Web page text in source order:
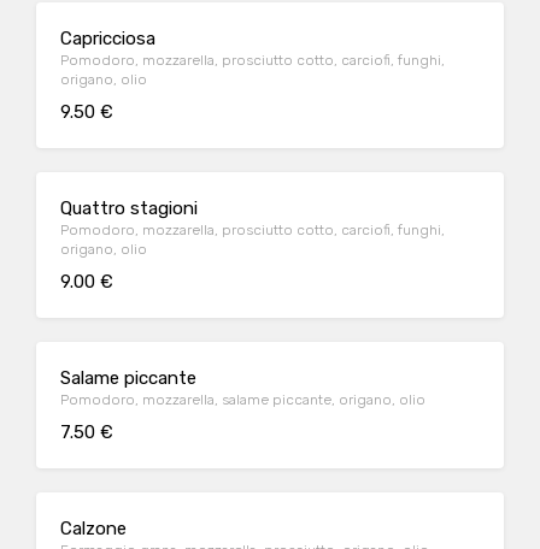
Capricciosa
Pomodoro, mozzarella, prosciutto cotto, carciofi, funghi,
origano, olio
9.50 €
Quattro stagioni
Pomodoro, mozzarella, prosciutto cotto, carciofi, funghi,
origano, olio
9.00 €
Salame piccante
Pomodoro, mozzarella, salame piccante, origano, olio
7.50 €
Calzone